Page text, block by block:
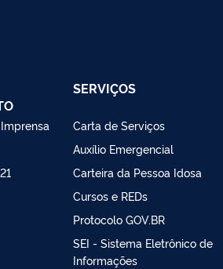
SERVIÇOS
Carta de Serviços
Auxílio Emergencial
Carteira da Pessoa Idosa
Cursos e REDs
Protocolo GOV.BR
SEI - Sistema Eletrônico de
Informações